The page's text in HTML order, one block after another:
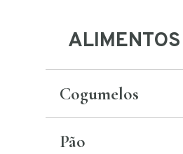
Cogumelos
Pão